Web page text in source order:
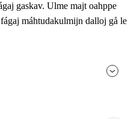
gaskav. Ulme majt oahppe
máhtudakulmijn dalloj gå le